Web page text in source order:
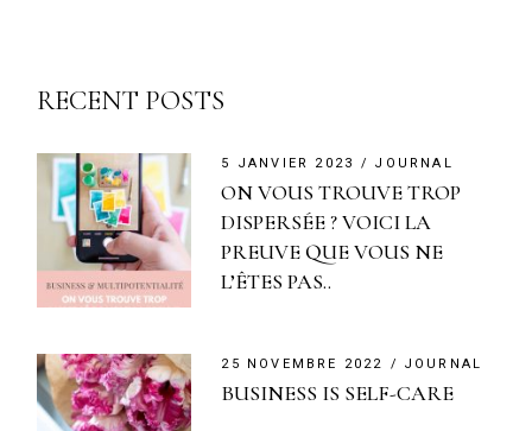
RECENT POSTS
5 JANVIER 2023 JOURNAL
ON VOUS TROUVE TROP
DISPERSÉE ? VOICI LA
PREUVE QUE VOUS NE
L’ÊTES PAS..
25 NOVEMBRE 2022 JOURNAL
BUSINESS IS SELF-CARE